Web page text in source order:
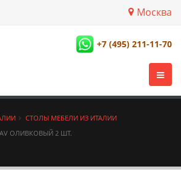
Москва
+7 (495) 211-11-70
СТОЛЫ МЕБЕЛИ ИЗ ИТАЛИИ
ОЛИВКОВЫЙ 2 ШТ.